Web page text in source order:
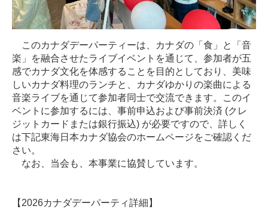
このカナダデーパーティーは、カナダの「食」と「音
楽」を融合させたライブイベントを通じて、参加者が五
感でカナダ文化を体感することを目的としており、美味
しいカナダ料理のランチと、カナダゆかりの楽曲による
音楽ライブを通じて参加者同士で交流できます。このイ
ベントに参加するには、事前申込および事前決済 (クレ
ジットカードまたは銀行振込) が必要ですので、詳しく
は下記東海日本カナダ協会のホームページをご確認くだ
さい。
なお、当会も、本事業に協賛しています。
【2026カナダデーパーティ詳細】